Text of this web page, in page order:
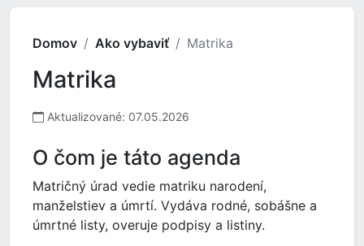
Domov Ako vybaviť Matrika
Matrika
Aktualizované: 07.05.2026
O čom je táto agenda
Matričný úrad vedie matriku narodení,
manželstiev a úmrtí. Vydáva rodné, sobášne a
úmrtné listy, overuje podpisy a listiny.